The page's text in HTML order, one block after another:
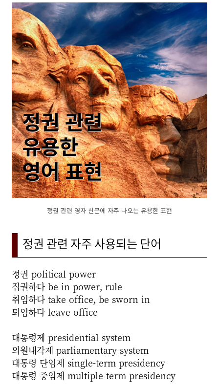
정권 관련 영자 신문에 자주 나오는 유용한 표현
정권 관련 자주 사용되는 단어
정권 political power
집권하다 be in power, rule
취임하다 take office, be sworn in
퇴임하다 leave office
대통령제 presidential system
의원내각제 parliamentary system
대통령 단임제 single-term presidency
대통령 중임제 multiple-term presidency